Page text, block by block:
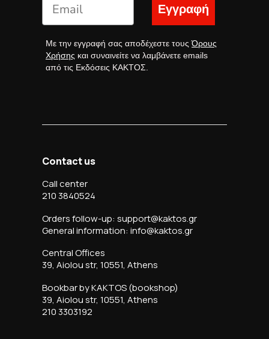
Εγγραφή
Με την εγγραφή σας αποδέχεστε τουςΌρους
Χρήσης και συναινείτε να λαμβάνετε emails
από τις Εκδόσεις ΚΑΚΤΟΣ.
Contact us
Call center
210 3840524
Orders follow-up: support@kaktos.gr
General information: info@kaktos.gr
Central Offices
39, Aiolou str, 10551, Athens
Bookbar by KAKTOS (bookshop)
39, Aiolou str, 10551, Athens
210 3303192